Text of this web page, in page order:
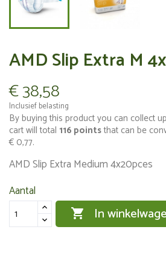
AMD Slip Extra M
€ 38,58
Inclusief belasting
By buying this product you can collect
cart will total 116 pointsthat can be
€ 0,77.
AMD Slip Extra Medium 4x20pces
Aantal
 In